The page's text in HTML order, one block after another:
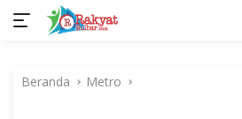
kontenBeranda Metro